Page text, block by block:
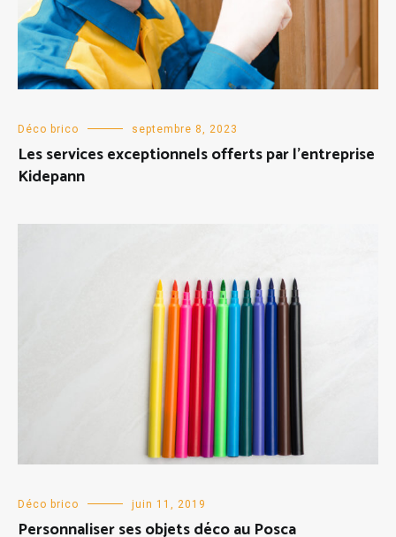
Déco brico septembre 8, 2023
Les services exceptionnels offerts par l’entreprise
Kidepann
Déco brico juin 11, 2019
Personnaliser ses objets déco au Posca